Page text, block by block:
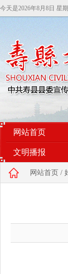
今天是2026年8月8日 星
网站首页
文明播报
网站首页 /